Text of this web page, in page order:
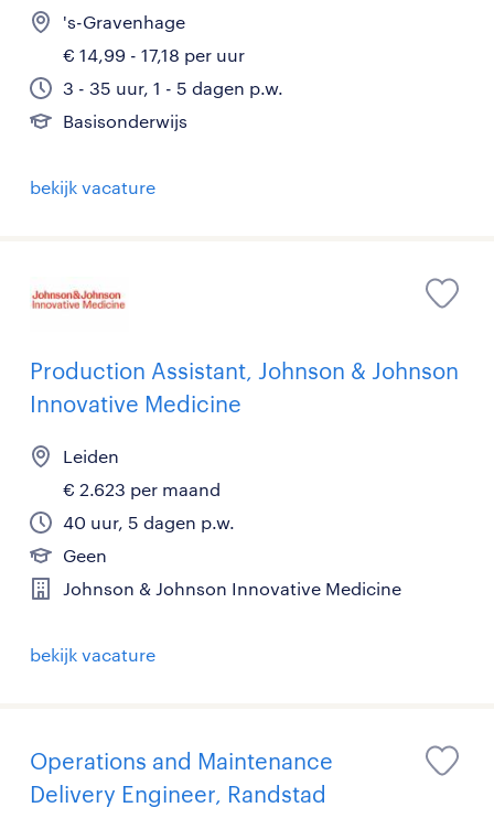
's-Gravenhage
€ 14,99 - 17,18 per uur
3 - 35 uur, 1 - 5 dagen p.w.
Basisonderwijs
bekijk vacature
Production Assistant, Johnson & Johnson
Innovative Medicine
Leiden
€ 2.623 per maand
40 uur, 5 dagen p.w.
Geen
Johnson & Johnson Innovative Medicine
bekijk vacature
Operations and Maintenance
Delivery Engineer, Randstad